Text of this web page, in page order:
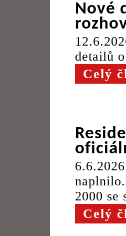
Nové
detailů
Celý
2000 se
Celý